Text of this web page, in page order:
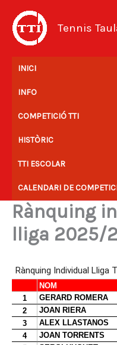
contingut
Tennis
INICI
INFO
COMPETICIÓ TTI
HISTÒRIC
TTI ESCOLAR
CALENDARI DE
Rànquing
lliga 2025/